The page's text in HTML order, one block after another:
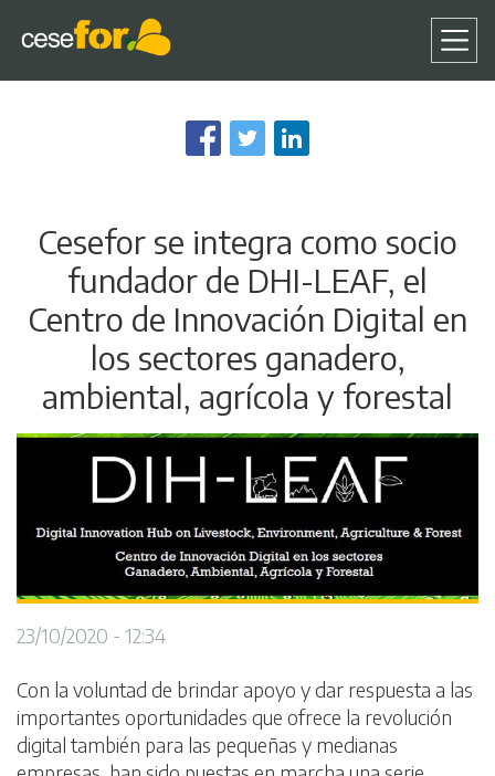
al
contenido
Cesefor se integra como socio
fundador de DHI-LEAF, el
Centro de Innovación Digital en
los sectores ganadero,
ambiental, agrícola y forestal
23/10/2020 - 12:34
Con la voluntad de brindar apoyo y dar respuesta a las
importantes oportunidades que ofrece la revolución
digital también para las pequeñas y medianas